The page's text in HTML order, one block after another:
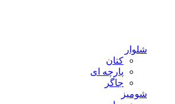
شلوار
کتان
پارچه ای
جاگر
شومیز